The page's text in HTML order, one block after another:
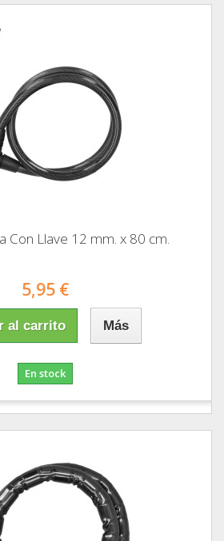
Con Llave 12 mm. x 80 cm.
5,95 €
al carrito Más
En stock